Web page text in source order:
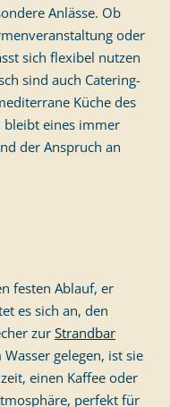
Anlässe. Ob
oder
sich flexibel nutzen
sind auch Catering-
Küche des
bleibt eines immer
der Anspruch an
festen Ablauf, er
es sich an, den
zur Strandbar
gelegen, ist sie
einen Kaffee oder
perfekt für